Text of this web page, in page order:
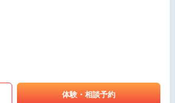
体験・相談予約